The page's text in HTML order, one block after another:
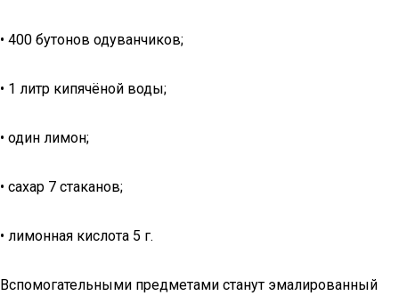
• 400 бутонов одуванчиков;
• 1 литр кипячёной воды;
• один лимон;
• сахар 7 стаканов;
• лимонная кислота 5 г.
Вспомогательными предметами станут эмалированный